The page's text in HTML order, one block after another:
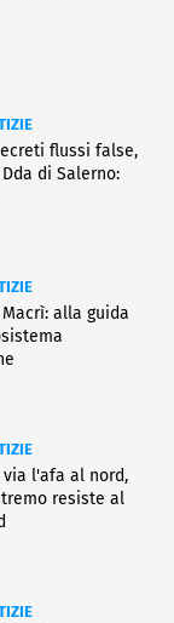
flussi false,
di Salerno:
alla guida
via l'afa al nord,
resiste al